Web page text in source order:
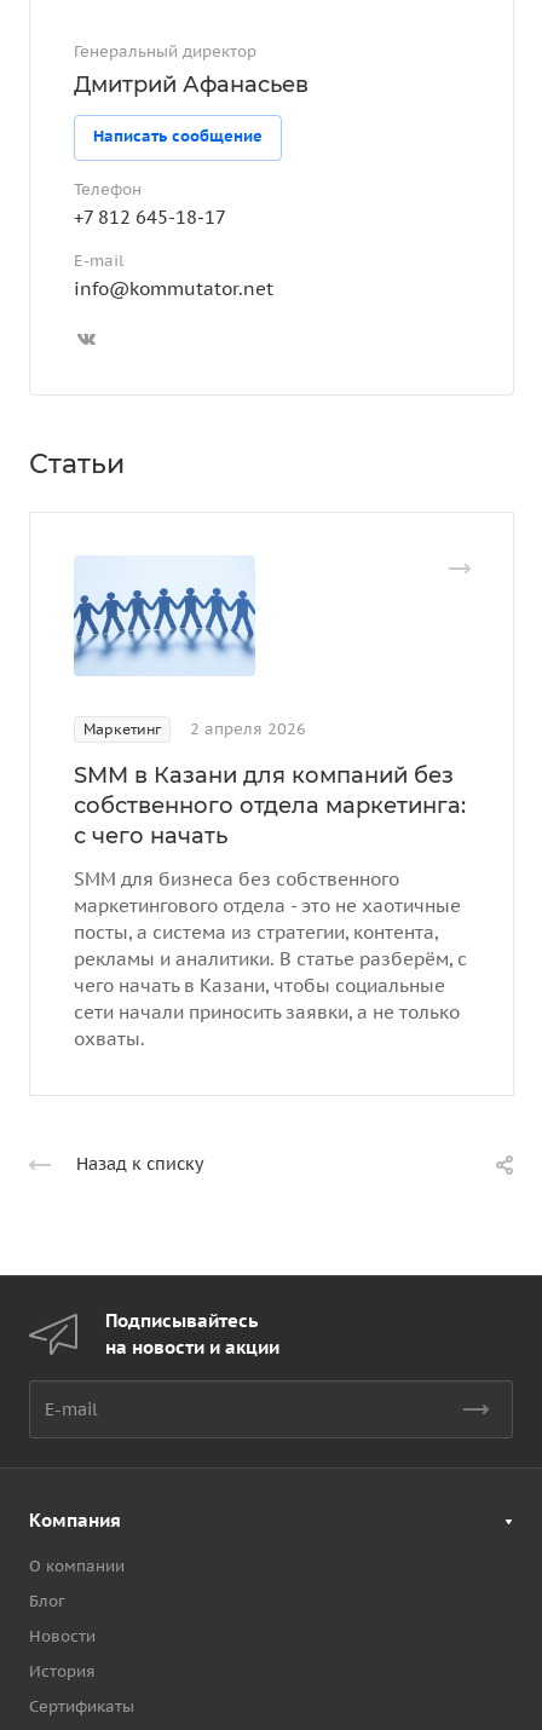
Генеральный директор
Дмитрий Афанасьев
Написать сообщение
Телефон
+7 812 645-18-17
E-mail
info@kommutator.net
Статьи
Маркетинг 2 апреля 2026
SMM в Казани для компаний без
собственного отдела маркетинга:
с чего начать
SMM для бизнеса без собственного
маркетингового отдела - это не хаотичные
посты, а система из стратегии, контента,
рекламы и аналитики. В статье разберём, с
чего начать в Казани, чтобы социальные
сети начали приносить заявки, а не только
охваты.
Назад к списку
Подписывайтесь
на новости и акции
Компания
О компании
Блог
Новости
История
Сертификаты